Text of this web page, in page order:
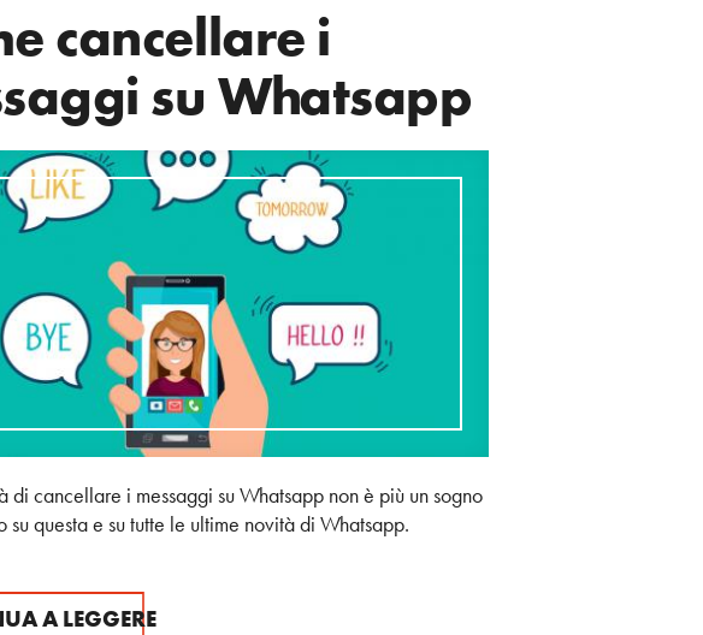
cancellare i
su Whatsapp
di cancellare i messaggi su Whatsapp non è più un sogno
su questa e su tutte le ultime novità di Whatsapp.
A LEGGERE